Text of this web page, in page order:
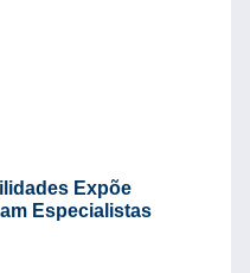
Expõe
Especialistas